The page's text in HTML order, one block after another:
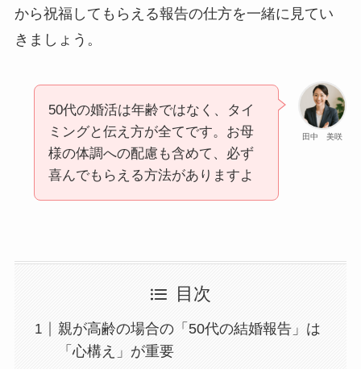
から祝福してもらえる報告の仕方を一緒に見てい
きましょう。
田中 美咲
50代の婚活は年齢ではなく、タイ
ミングと伝え方が全てです。お母
様の体調への配慮も含めて、必ず
喜んでもらえる方法がありますよ
目次
親が高齢の場合の「50代の結婚報告」は
「心構え」が重要